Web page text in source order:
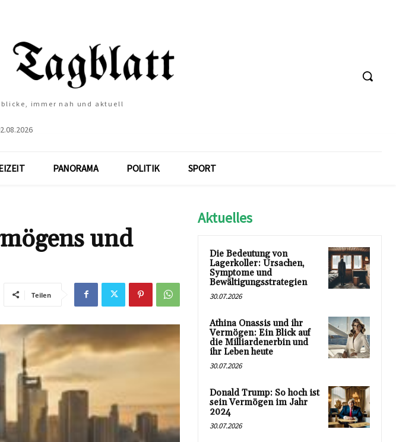
immer nah und aktuell
PANORAMA POLITIK SPORT
und
Teilen
Aktuelles
Die Bedeutung von
Lagerkoller: Ursachen,
Symptome und
Bewältigungsstrategien
30.07.2026
Athina Onassis und ihr
Vermögen: Ein Blick auf
die Milliardenerbin und
ihr Leben heute
30.07.2026
Donald Trump: So hoch ist
sein Vermögen im Jahr
2024
30.07.2026